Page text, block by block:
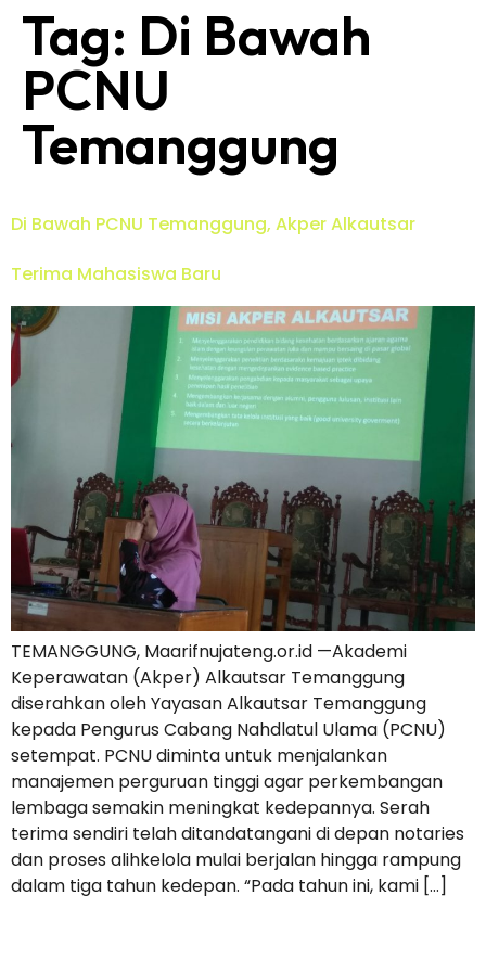
Tag: Di Bawah
PCNU
Temanggung
Di Bawah PCNU Temanggung, Akper Alkautsar
Terima Mahasiswa Baru
TEMANGGUNG, Maarifnujateng.or.id —Akademi
Keperawatan (Akper) Alkautsar Temanggung
diserahkan oleh Yayasan Alkautsar Temanggung
kepada Pengurus Cabang Nahdlatul Ulama (PCNU)
setempat. PCNU diminta untuk menjalankan
manajemen perguruan tinggi agar perkembangan
lembaga semakin meningkat kedepannya. Serah
terima sendiri telah ditandatangani di depan notaries
dan proses alihkelola mulai berjalan hingga rampung
dalam tiga tahun kedepan. “Pada tahun ini, kami […]